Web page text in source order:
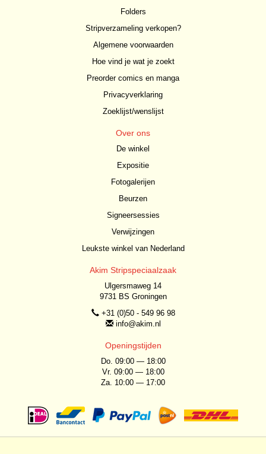
Folders
Stripverzameling verkopen?
Algemene voorwaarden
Hoe vind je wat je zoekt
Preorder comics en manga
Privacyverklaring
Zoeklijst/wenslijst
Over ons
De winkel
Expositie
Fotogalerijen
Beurzen
Signeersessies
Verwijzingen
Leukste winkel van Nederland
Akim Stripspeciaalzaak
Ulgersmaweg 14
9731 BS Groningen
+31 (0)50 - 549 96 98
info@akim.nl
Openingstijden
Do. 09:00 — 18:00
Vr. 09:00 — 18:00
Za. 10:00 — 17:00